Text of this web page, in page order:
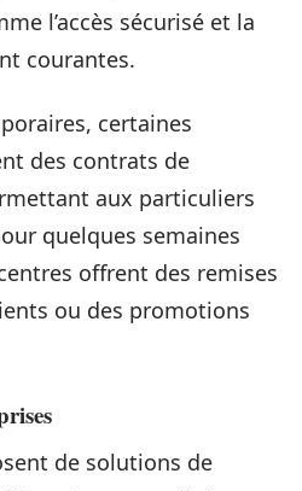
l’accès sécurisé et la
courantes.
certaines
des contrats de
aux particuliers
quelques semaines
offrent des remises
ou des promotions
de solutions de